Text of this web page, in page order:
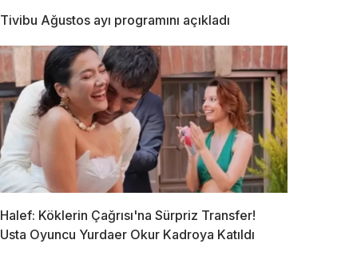
Tivibu Ağustos ayı programını açıkladı
Halef: Köklerin Çağrısı'na Sürpriz Transfer!
Usta Oyuncu Yurdaer Okur Kadroya Katıldı